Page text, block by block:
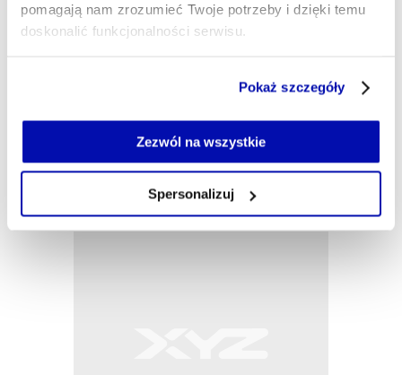
pomagają nam zrozumieć Twoje potrzeby i dzięki temu
doskonalić funkcjonalności serwisu.
Jeżeli nie wyrażasz zgody na zapisywanie plików cookie,
możesz łatwo zarządzać swoimi uprawnieniami, np. we
własnej przeglądarce internetowej lub po wybraniu opcji
Pokaż szczegóły
Zezwól na wszystkie
Spersonalizuj